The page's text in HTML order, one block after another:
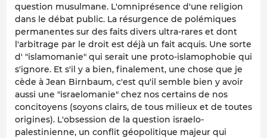
question musulmane. L'omniprésence d'une religion
dans le débat public. La résurgence de polémiques
permanentes sur des faits divers ultra-rares et dont
l'arbitrage par le droit est déjà un fait acquis. Une sorte
d' "islamomanie" qui serait une proto-islamophobie qui
s'ignore. Et s'il y a bien, finalement, une chose que je
cède à Jean Birnbaum, c'est qu'il semble bien y avoir
aussi une "israelomanie" chez nos certains de nos
concitoyens (soyons clairs, de tous milieux et de toutes
origines). L'obsession de la question israelo-
palestinienne, un conflit géopolitique majeur qui